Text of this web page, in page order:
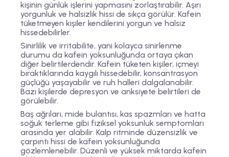
kişinin günlük işlerini yapmasını zorlaştırabilir. Aşırı
yorgunluk ve halsizlik hissi de sıkça görülür. Kafein
tüketmeyen kişiler kendilerini yorgun ve halsiz
hissedebilirler.
Sinirlilik ve irritabilite, yani kolayca sinirlenme
durumu da kafein yoksunluğunda ortaya çıkan
diğer belirtilerdendir. Kafein tüketen kişiler, içmeyi
bıraktıklarında kaygılı hissedebilir, konsantrasyon
güçlüğü yaşayabilir ve ruh halleri dalgalanabilir.
Bazı kişilerde depresyon ve anksiyete belirtileri de
görülebilir.
Baş ağrıları, mide bulantısı, kas spazmları ve hatta
soğuk terleme gibi fiziksel yoksunluk semptomları
arasında yer alabilir. Kalp ritminde düzensizlik ve
çarpıntı hissi de kafein yoksunluğunda
gözlemlenebilir. Düzenli ve yüksek miktarda kafein